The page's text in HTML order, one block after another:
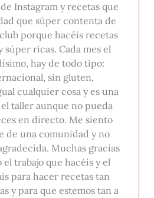
Instagram y recetas que
que súper contenta de
porque hacéis recetas
súper ricas. Cada mes el
hay de todo tipo:
sin gluten,
cualquier cosa y es una
taller aunque no pueda
en directo. Me siento
de una comunidad y no
Muchas gracias
trabajo que hacéis y el
para hacer recetas tan
y para que estemos tan a